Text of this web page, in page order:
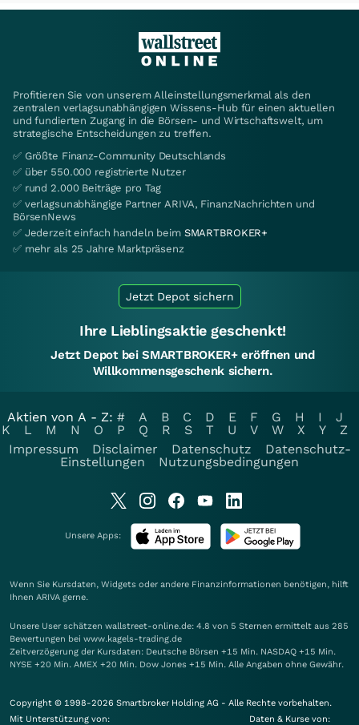
Profitieren Sie von unserem Alleinstellungsmerkmal als den
zentralen verlagsunabhängigen Wissens-Hub für einen aktuellen
und fundierten Zugang in die Börsen- und Wirtschaftswelt, um
strategische Entscheidungen zu treffen.
✅ Größte Finanz-Community Deutschlands
✅ über 550.000 registrierte Nutzer
✅ rund 2.000 Beiträge pro Tag
✅ verlagsunabhängige Partner ARIVA, FinanzNachrichten und
BörsenNews
✅ Jederzeit einfach handeln beim SMARTBROKER+
✅ mehr als 25 Jahre Marktpräsenz
Jetzt Depot sichern
Ihre Lieblingsaktie geschenkt!
Jetzt Depot bei SMARTBROKER+ eröffnen und
Willkommensgeschenk sichern.
Aktien von A - Z: # A B C D E F G H I
J
K
L M N O P Q R S T U V W X Y
Z
Impressum
Disclaimer Datenschutz
Datenschutz-
Einstellungen
Nutzungsbedingungen
Unsere Apps:
Wenn Sie Kursdaten, Widgets oder andere Finanzinformationen benötigen, hilft
Ihnen ARIVA gerne.
Unsere User schätzen wallstreet-online.de: 4.8 von 5 Sternen ermittelt aus 285
Bewertungen bei www.kagels-trading.de
Zeitverzögerung der Kursdaten: Deutsche Börsen +15 Min. NASDAQ +15 Min.
NYSE +20 Min. AMEX +20 Min. Dow Jones +15 Min. Alle Angaben ohne Gewähr.
Copyright © 1998-2026 Smartbroker Holding AG - Alle Rechte vorbehalten.
Mit Unterstützung von:
Daten & Kurse von: